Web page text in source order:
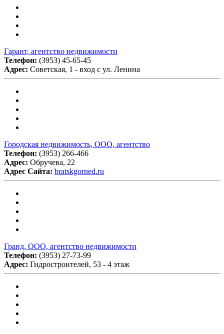
Гарант, агентство недвижимости
Телефон: (3953) 45-65-45
Адрес: Советская, 1 - вход с ул. Ленина
Городская недвижимость, ООО, агентство
Телефон: (3953) 266-466
Адрес: Обручева, 22
Адрес Сайта: bratskgorned.ru
Гранд, ООО, агентство недвижимости
Телефон: (3953) 27-73-99
Адрес: Гидростроителей, 53 - 4 этаж